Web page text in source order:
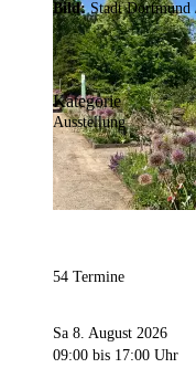
Bild: Stadt Dortmund
Kategorie
Ausstellung
54 Termine
Sa 8. August 2026
09:00 bis 17:00 Uhr